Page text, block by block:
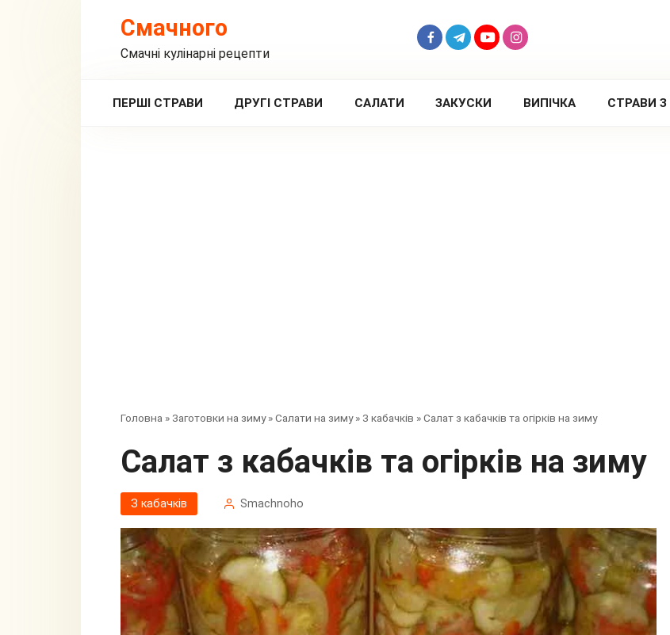
Смачного
Смачні кулінарні рецепти
ПЕРШІ СТРАВИ ДРУГІ СТРАВИ САЛАТИ ЗАКУСКИ ВИПІЧКА СТРАВИ З
Головна » Заготовки на зиму»Салати на зиму» З кабачків »Салат з кабачків та огірків на зиму
Салат з кабачків та огірків на зиму
З кабачків Smachnoho